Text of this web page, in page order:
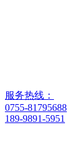
服务热线：
0755-81795688
189-9891-5951